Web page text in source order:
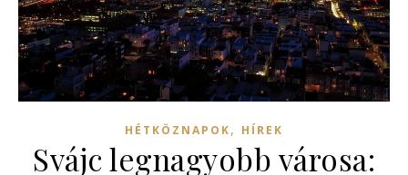
HÉTKÖZNAPOK, HÍREK
Svájc legnagyobb városa: